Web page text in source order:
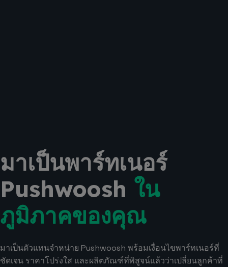
มาเป็นพาร์ทเนอร์
Pushwoosh ใน
ภูมิภาคของคุณ
มาเป็นตัวแทนจำหน่าย Pushwoosh พร้อมเงื่อนไขพาร์ทเนอร์ที่
ชัดเจน ราคาโปร่งใส และผลิตภัณฑ์ที่พิสูจน์แล้วว่าเปลี่ยนลูกค้าที่